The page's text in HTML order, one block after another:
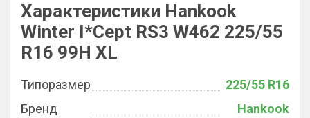
Характеристики Hankook
Winter I*Cept RS3 W462 225/55
R16 99H XL
Типоразмер
225/55 R16
Бренд
Hankook